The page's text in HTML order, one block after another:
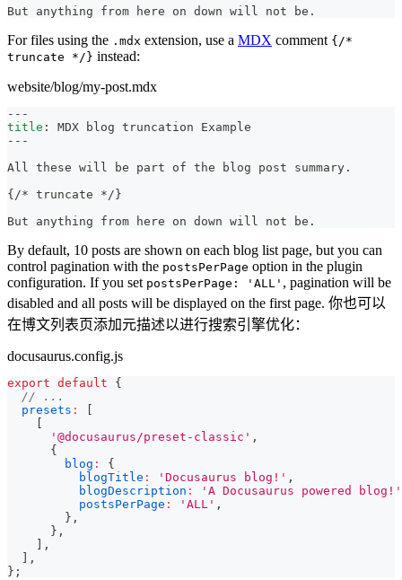
But anything from here on down will not be.
For files using the .mdx extension, use a MDX comment {/*
truncate */} instead:
website/blog/my-post.mdx
---
title :
MDX blog truncation Example
---
All these will be part of the blog post summary.
{/* truncate */}
But anything from here on down will not be.
By default, 10 posts are shown on each blog list page, but you can
control pagination with the postsPerPage option in the plugin
configuration. If you set postsPerPage: 'ALL' , pagination will be
disabled and all posts will be displayed on the first page. 你也可以
在博文列表页添加元描述以进行搜索引擎优化：
docusaurus.config.js
export default
{
// ...
presets :
'@docusaurus/preset-classic' ,
{
blog :
{
blogTitle : 'Docusaurus blog!' ,
blogDescription :
'A Docusaurus powered blog!'
postsPerPage : 'ALL' ,
} ,
} ,
,
,
} ;